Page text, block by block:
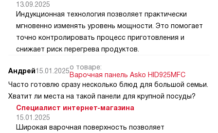
13.09.2025
Индукционная технология позволяет практически
мгновенно изменять уровень мощности. Это помогает
точно контролировать процесс приготовления и
снижает риск перегрева продуктов.
Андрей15.01.2025о товаре:
Варочная панель Asko HID925MFC
Часто готовлю сразу несколько блюд для большой семьи.
Хватит ли места на такой панели для крупной посуды?
Специалист интернет-магазина
15.01.2025
Широкая варочная поверхность позволяет